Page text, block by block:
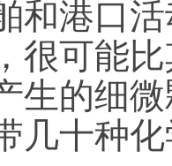
和港口
很可能
生的细
几十种